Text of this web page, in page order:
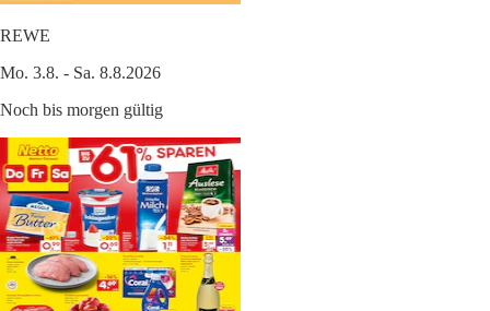
REWE
Mo. 3.8. - Sa. 8.8.2026
Noch bis morgen gültig